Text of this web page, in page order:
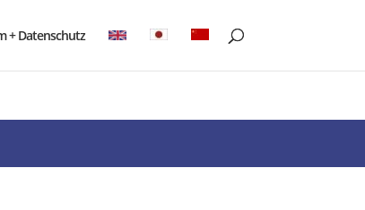
+ Datenschutz